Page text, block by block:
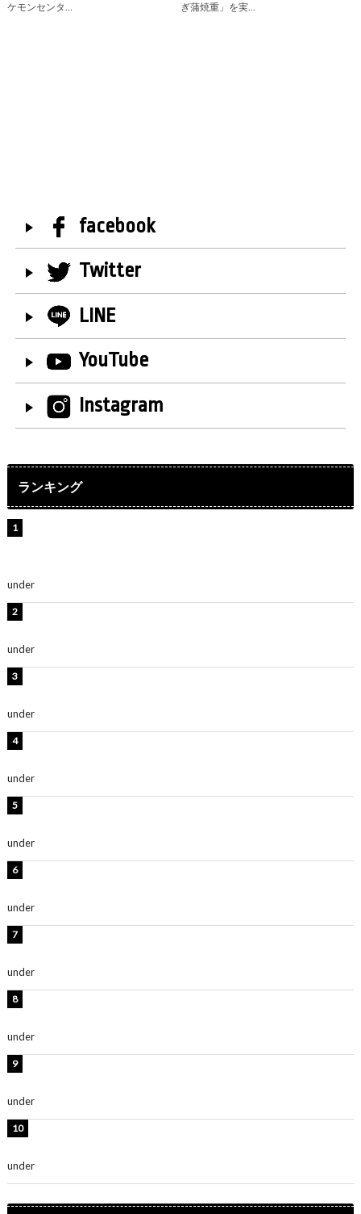
ケモンセンタ…
ぎ蒲焼重」を実…
facebook
Twitter
LINE
YouTube
Instagram
ランキング
under
under
under
under
under
under
under
under
under
under